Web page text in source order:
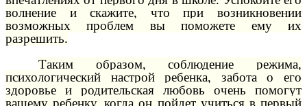
волнение и скажите, что при возникновении
возможных проблем вы поможете ему их
разрешить.
Таким образом, соблюдение режима,
психологический настрой ребенка, забота о его
здоровье и родительская любовь очень помогут
вашему ребенку, когда он пойдет учиться в первый